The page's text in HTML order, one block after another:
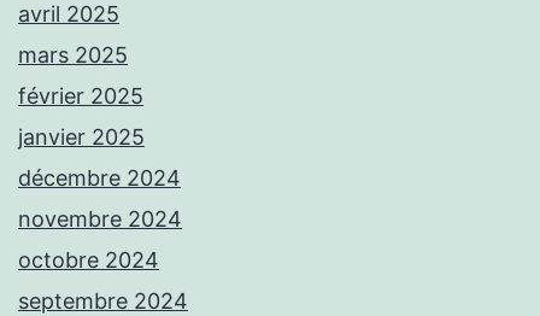
avril 2025
mars 2025
février 2025
janvier 2025
décembre 2024
novembre 2024
octobre 2024
septembre 2024